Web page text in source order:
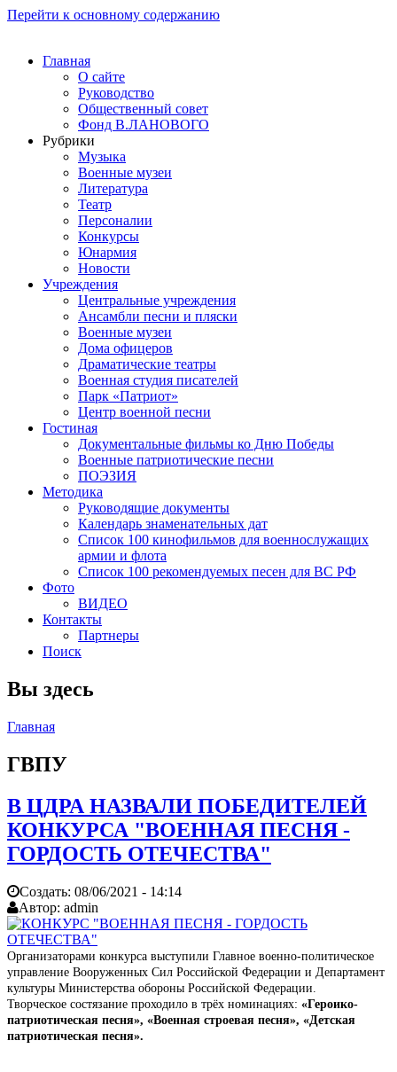
Перейти к основному содержанию
Главная
О сайте
Руководство
Общественный совет
Фонд В.ЛАНОВОГО
Рубрики
Музыка
Военные музеи
Литература
Театр
Персоналии
Конкурсы
Юнармия
Новости
Учреждения
Центральные учреждения
Ансамбли песни и пляски
Военные музеи
Дома офицеров
Драматические театры
Военная студия писателей
Парк «Патриот»
Центр военной песни
Гостиная
Документальные фильмы ко Дню Победы
Военные патриотические песни
ПОЭЗИЯ
Методика
Руководящие документы
Календарь знаменательных дат
Список 100 кинофильмов для военнослужащих
армии и флота
Список 100 рекомендуемых песен для ВС РФ
Фото
ВИДЕО
Контакты
Партнеры
Поиск
Вы здесь
Главная
ГВПУ
В ЦДРА НАЗВАЛИ ПОБЕДИТЕЛЕЙ
КОНКУРСА "ВОЕННАЯ ПЕСНЯ -
ГОРДОСТЬ ОТЕЧЕСТВА"
Создать: 08/06/2021 - 14:14
Автор: admin
Организаторами конкурса выступили Главное военно-политическое
управление Вооруженных Сил Российской Федерации и Департамент
культуры Министерства обороны Российской Федерации.
Творческое состязание проходило в трёх номинациях: «Героико-
патриотическая песня», «Военная строевая песня», «Детская
патриотическая песня».